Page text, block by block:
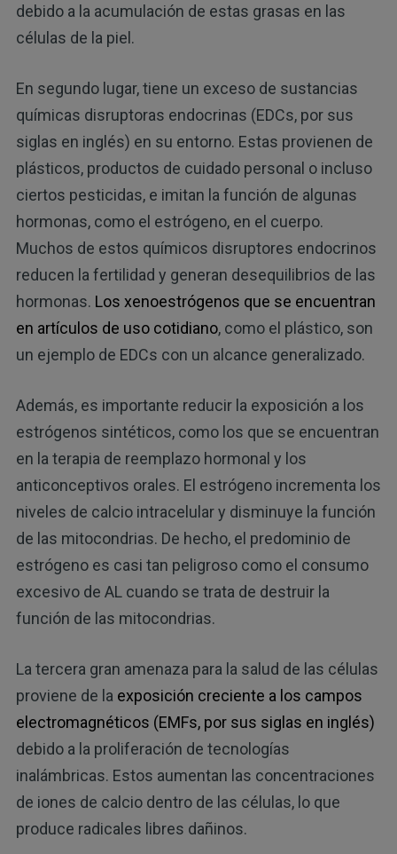
debido a la acumulación de estas grasas en las
células de la piel.
En segundo lugar, tiene un exceso de sustancias
químicas disruptoras endocrinas (EDCs, por sus
siglas en inglés) en su entorno. Estas provienen de
plásticos, productos de cuidado personal o incluso
ciertos pesticidas, e imitan la función de algunas
hormonas, como el estrógeno, en el cuerpo.
Muchos de estos químicos disruptores endocrinos
reducen la fertilidad y generan desequilibrios de las
hormonas. Los xenoestrógenos que se encuentran
en artículos de uso cotidiano, como el plástico, son
un ejemplo de EDCs con un alcance generalizado.
Además, es importante reducir la exposición a los
estrógenos sintéticos, como los que se encuentran
en la terapia de reemplazo hormonal y los
anticonceptivos orales. El estrógeno incrementa los
niveles de calcio intracelular y disminuye la función
de las mitocondrias. De hecho, el predominio de
estrógeno es casi tan peligroso como el consumo
excesivo de AL cuando se trata de destruir la
función de las mitocondrias.
La tercera gran amenaza para la salud de las células
proviene de la exposición creciente a los campos
electromagnéticos (EMFs, por sus siglas en inglés)
debido a la proliferación de tecnologías
inalámbricas. Estos aumentan las concentraciones
de iones de calcio dentro de las células, lo que
produce radicales libres dañinos.